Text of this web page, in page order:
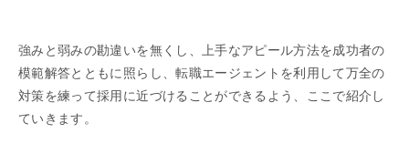
強みと弱みの勘違いを無くし、上手なアピール方法を成功者の
模範解答とともに照らし、転職エージェントを利用して万全の
対策を練って採用に近づけることができるよう、ここで紹介し
ていきます。